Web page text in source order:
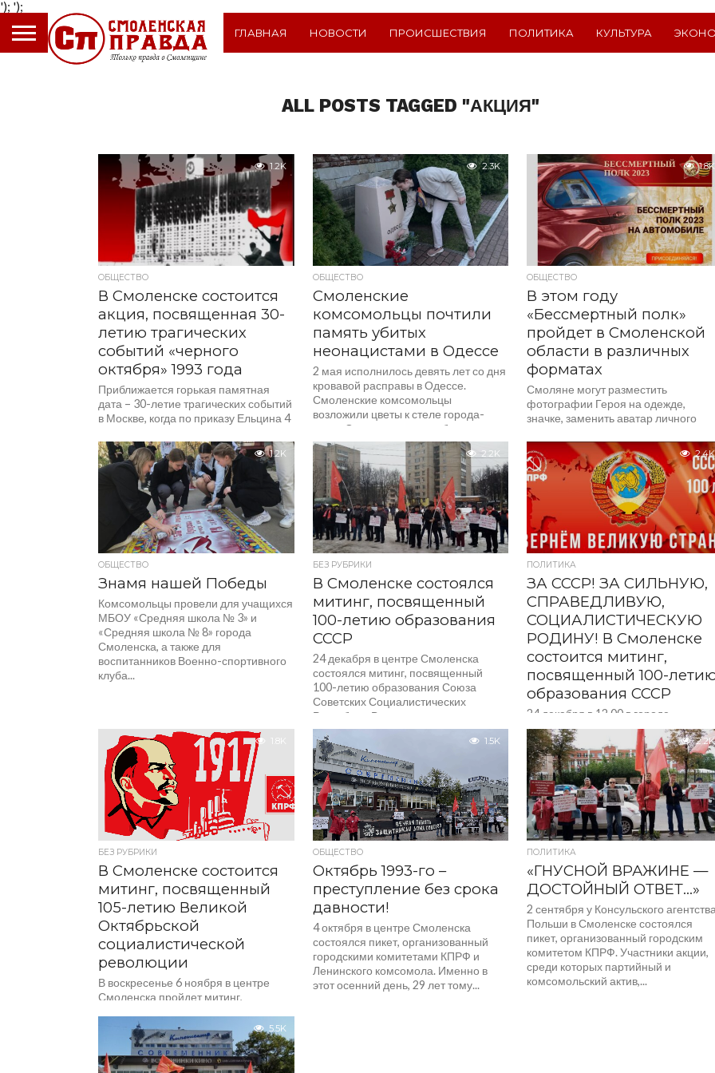
');
ГЛАВНАЯ НОВОСТИ ПРОИСШЕСТВИЯ ПОЛИТИКА КУЛЬТУРА
ALL POSTS TAGGED "АКЦИЯ"
1.2K
ОБЩЕСТВО
В Смоленске состоится
акция, посвященная 30-
летию трагических
событий «черного
октября» 1993 года
Приближается горькая памятная
дата – 30-летие трагических событий
в Москве, когда по приказу Ельцина 4
Дом Советов....
2.3K
ОБЩЕСТВО
Смоленские
комсомольцы почтили
память убитых
неонацистами в Одессе
2 мая исполнилось девять лет со дня
кровавой расправы в Одессе.
Смоленские комсомольцы
возложили цветы к стеле города-
героя Одессы в память об...
1.8K
ОБЩЕСТВО
В этом году
«Бессмертный полк»
пройдет в Смоленской
области в различных
форматах
Смоляне могут разместить
фотографии Героя на одежде,
значке, заменить аватар личного
принять участие в акции
«Бессмертный автополк»....
1.2K
ОБЩЕСТВО
Знамя нашей Победы
Комсомольцы провели для учащихся
МБОУ «Средняя школа № 3» и
«Средняя школа № 8» города
Смоленска, а также для
воспитанников Военно-спортивного
клуба...
2.2K
БЕЗ РУБРИКИ
В Смоленске состоялся
митинг, посвященный
100-летию образования
СССР
24 декабря в центре Смоленска
состоялся митинг, посвященный
100-летию образования Союза
Советских Социалистических
Республик. В акции приняли участие
активисты КПРФ, Ленинского
комсомола,...
2.4K
ПОЛИТИКА
ЗА СССР! ЗА СИЛЬНУЮ,
СПРАВЕДЛИВУЮ,
СОЦИАЛИСТИЧЕСКУЮ
РОДИНУ! В Смоленске
состоится митинг,
посвященный 100-
образования СССР
24 декабря в 12.00 в городе
Смоленске на площадке перед
кинотеатром «Современник»
состоится санкционированный
митинг, посвящённый 100-летию
Союза Советских
Республик. Участники...
1.8K
БЕЗ РУБРИКИ
В Смоленске состоится
митинг, посвященный
105-летию Великой
Октябрьской
социалистической
революции
В воскресенье 6 ноября в центре
Смоленска пройдет митинг,
Великой Октябрьской
социалистической революции,
организованный областным
комитетом КПРФ. Участники акции...
1.5K
ОБЩЕСТВО
Октябрь 1993-го –
преступление без срока
давности!
4 октября в центре Смоленска
состоялся пикет, организованный
городскими комитетами КПРФ и
Ленинского комсомола. Именно в
этот осенний день, 29 лет тому...
2.2K
ПОЛИТИКА
«ГНУСНОЙ ВРАЖИНЕ —
ДОСТОЙНЫЙ ОТВЕТ…»
2 сентября у Консульского
Польши в Смоленске состоялся
пикет, организованный городским
комитетом КПРФ. Участники акции,
среди которых партийный и
комсомольский актив,...
5.5K
');